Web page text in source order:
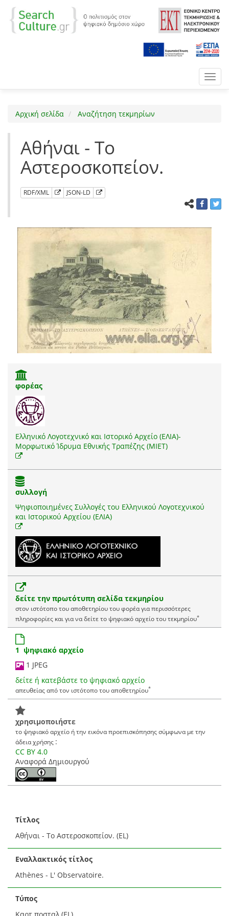
Αρχική σελίδα Αναζήτηση τεκμηρίων
Αθήναι - Το
Αστεροσκοπείον.
RDF/XML JSON-LD
φορέας
Ελληνικό Λογοτεχνικό και Ιστορικό Αρχείο (ΕΛΙΑ)-
Μορφωτικό Ίδρυμα Εθνικής Τραπέζης (ΜΙΕΤ)
συλλογή
Ψηφιοποιημένες Συλλογές του Ελληνικού Λογοτεχνικού
και Ιστορικού Αρχείου (ΕΛΙΑ)
δείτε την πρωτότυπη σελίδα τεκμηρίου
στον ιστότοπο του αποθετηρίου του φορέα για περισσότερες
πληροφορίες και για να δείτε το ψηφιακό αρχείο του τεκμηρίου*
1 ψηφιακό αρχείο
1 JPEG
δείτε ή κατεβάστε το ψηφιακό αρχείο
απευθείας από τον ιστότοπο του αποθετηρίου*
χρησιμοποιήστε
το ψηφιακό αρχείο ή την εικόνα προεπισκόπησης σύμφωνα με την
άδεια χρήσης :
CC BY 4.0
Αναφορά Δημιουργού
Τίτλος
Αθήναι - Το Αστεροσκοπείον. (EL)
Εναλλακτικός τίτλος
Athènes - L' Observatoire.
Τύπος
Καρτ ποσταλ (EL)